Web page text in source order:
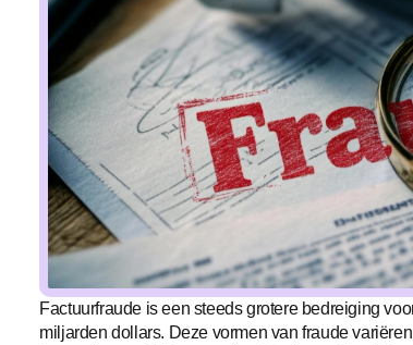
Factuurfraude is een steeds grotere bedreiging
miljarden dollars. Deze vormen van fraude